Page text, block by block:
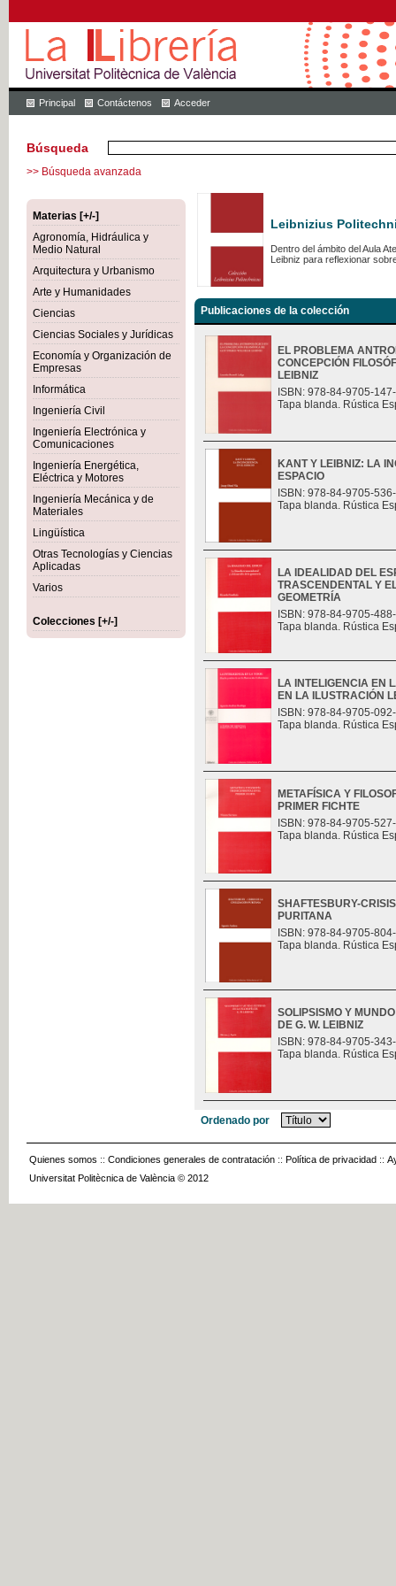
Principal Contáctenos Acceder
Búsqueda
>> Búsqueda avanzada
Materias [+/-]
Agronomía, Hidráulica y
Medio Natural
Arquitectura y Urbanismo
Arte y Humanidades
Ciencias
Ciencias Sociales y Jurídicas
Economía y Organización de
Empresas
Informática
Ingeniería Civil
Ingeniería Electrónica y
Comunicaciones
Ingeniería Energética,
Eléctrica y Motores
Ingeniería Mecánica y de
Materiales
Lingüística
Otras Tecnologías y Ciencias
Aplicadas
Varios
Colecciones [+/-]
Leibnizius
Dentro del ámbito del Aula
Leibniz para reflexionar
Publicaciones de la colección
EL PROBLEMA
CONCEPCIÓN
LEIBNIZ
ISBN: 978-84-9705-
Tapa blanda. Rústica
KANT Y LEIBNIZ: LA
ESPACIO
ISBN: 978-84-9705-
Tapa blanda. Rústica
LA IDEALIDAD DEL
TRASCENDENTAL Y
GEOMETRÍA
ISBN: 978-84-9705-
Tapa blanda. Rústica
LA INTELIGENCIA EN
EN LA ILUSTRACIÓN
ISBN: 978-84-9705-
Tapa blanda. Rústica
METAFÍSICA Y
PRIMER FICHTE
ISBN: 978-84-9705-
Tapa blanda. Rústica
SHAFTESBURY-
PURITANA
ISBN: 978-84-9705-
Tapa blanda. Rústica
SOLIPSISMO Y
DE G. W. LEIBNIZ
ISBN: 978-84-9705-
Tapa blanda. Rústica
Ordenado por
Quienes somos :: Condiciones generales de contratación :: Política de privacidad ::
Universitat Politècnica de València © 2012